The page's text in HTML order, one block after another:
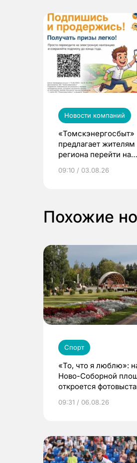
Новости компаний
«Томскэнергосбыт»
предлагает жителям
региона перейти на
выиграть призы
09:10 / 03.08.26
Похожие
Спорт
«То, что я люблю»:
Ново-Соборной
откроется
09:31 / 06.08.26